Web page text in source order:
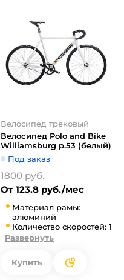
Велосипед трековый
Велосипед Polo and Bike
Williamsburg р.53 (белый)
Под заказ
1800 руб.
От 123.8 руб./мес
Материал рамы:
алюминий
Количество скоростей: 1
Развернуть
Купить